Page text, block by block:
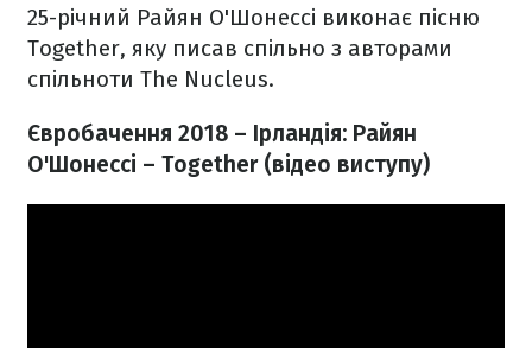
25-річний Райян О'Шонессі виконає пісню
Together, яку писав спільно з авторами
спільноти The Nucleus.
Євробачення 2018 – Ірландія: Райян
О'Шонессі – Together​​ (відео виступу)